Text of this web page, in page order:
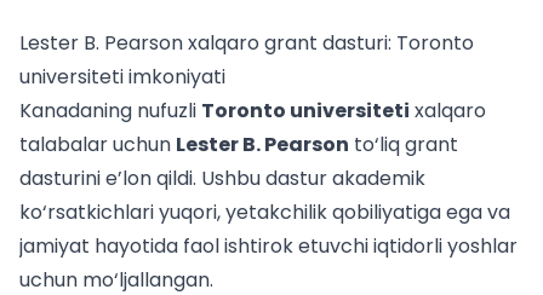
Lester B. Pearson xalqaro grant dasturi: Toronto
universiteti imkoniyati
Kanadaning nufuzli Toronto universiteti xalqaro
talabalar uchun Lester B. Pearson to‘liq grant
dasturini e’lon qildi. Ushbu dastur akademik
ko‘rsatkichlari yuqori, yetakchilik qobiliyatiga ega va
jamiyat hayotida faol ishtirok etuvchi iqtidorli yoshlar
uchun mo‘ljallangan.